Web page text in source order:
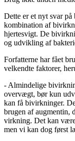
Dette er et nyt svar
kombination af
hjertesvigt. De
og udvikling af
Forfatterne har fået
velkendte faktorer,
- Almindelige
overvægt, bør kun
kan få bivirkninger.
brugen af augmentin,
virkning. Det kan
men vi kan dog først